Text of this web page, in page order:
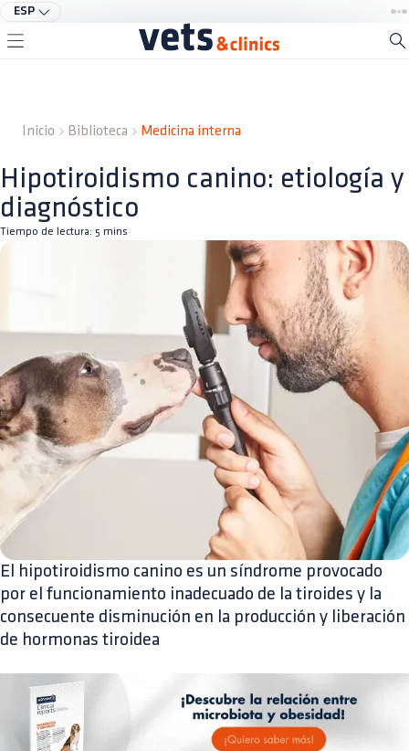
ESP
Inicio Biblioteca Medicina interna
Hipotiroidismo canino: etiología y
diagnóstico
Tiempo de lectura: 5 mins
El hipotiroidismo canino es un síndrome provocado
por el funcionamiento inadecuado de la tiroides y la
consecuente disminución en la producción y liberación
de hormonas tiroidea